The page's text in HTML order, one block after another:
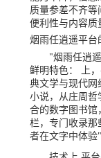
质量参差不齐
便利性与内容质
烟雨任逍遥平台
"烟雨任逍
鲜明特色： 上
典文学与现代网
小说，从庄周哲
合的数字图书馆
栏，专门收录那
者在文字中体验